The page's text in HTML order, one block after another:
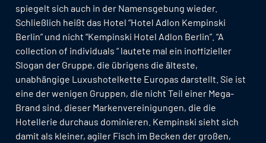
spiegelt sich auch in der Namensgebung wieder.
Schließlich heißt das Hotel “Hotel Adlon Kempinski
Berlin” und nicht “Kempinski Hotel Adlon Berlin”. “A
collection of individuals “ lautete mal ein inoffizieller
Slogan der Gruppe, die übrigens die älteste,
unabhängige Luxushotelkette Europas darstellt. Sie ist
eine der wenigen Gruppen, die nicht Teil einer Mega-
Brand sind, dieser Markenvereinigungen, die die
Hotellerie durchaus dominieren. Kempinski sieht sich
damit als kleiner, agiler Fisch im Becken der großen,